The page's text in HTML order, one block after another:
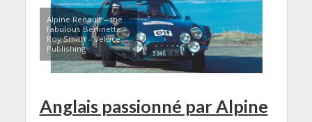
Alpine Renault – the
fabulous Berlinette –
Roy Smith – Veloce
Publishing
Anglais passionné par Alpine